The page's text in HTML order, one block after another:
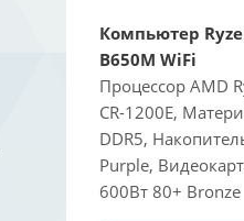
Компьютер
B650M WiFi
Процессор AMD
CR-1200E,
DDR5,
Purple,
600Вт 80+ Bronze